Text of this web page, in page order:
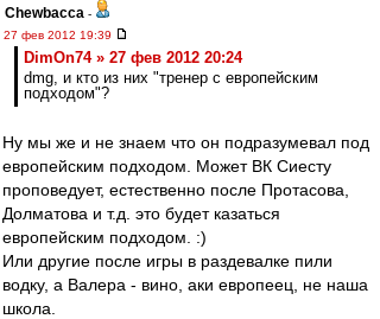
Chewbacca -
27 фев 2012 19:39
DimOn74 » 27 фев 2012 20:24
dmg, и кто из них "тренер с европейским
подходом"?
Ну мы же и не знаем что он подразумевал под
европейским подходом. Может ВК Сиесту
проповедует, естественно после Протасова,
Долматова и т.д. это будет казаться
европейским подходом. :)
Или другие после игры в раздевалке пили
водку, а Валера - вино, аки европеец, не наша
школа.